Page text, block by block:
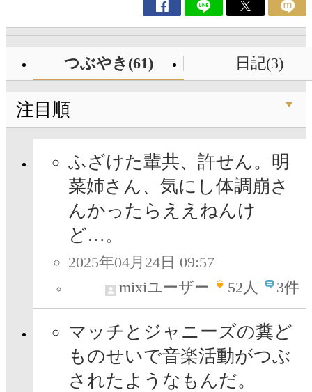
つぶやき(61) 日記(3)
注目順
ふざけた輩共、許せん。明
菜姉さん、気にし体調崩さ
んかったらええねんけ
ど…。
2025年04月24日 09:57
mixiユーザー
52人 3件
マッチとジャニーズの糞ど
ものせいで音楽活動がつぶ
されたようなもんだ。